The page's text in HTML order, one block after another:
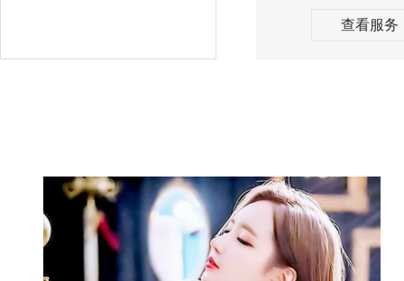
查看服务